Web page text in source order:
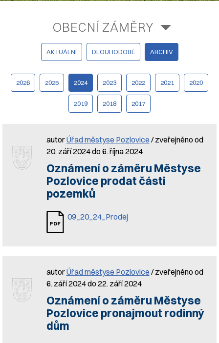
OBECNÍ ZÁMĚRY
AKTUÁLNÍ DLOUHODOBÉ ARCHIV
2026 2025 2024 2023 2022 2021 2020
2019 2018 2017
autorÚřad městyse Pozlovice / zveřejněno od
20. září 2024 do 6. října 2024
Oznámení o záměru Městyse
Pozlovice prodat části
pozemků
09_20_24_Prodej
autorÚřad městyse Pozlovice / zveřejněno od
6. září 2024 do 22. září 2024
Oznámení o záměru Městyse
Pozlovice pronajmout rodinný
dům